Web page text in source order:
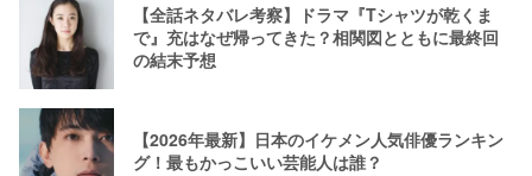
【全話ネタバレ考察】ドラマ『Tシャツが乾くま
で』充はなぜ帰ってきた？相関図とともに最終回
の結末予想
【2026年最新】日本のイケメン人気俳優ランキン
グ！最もかっこいい芸能人は誰？